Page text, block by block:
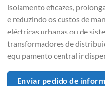
isolamento eficazes,
e reduzindo os custos de
eléctricas urbanas ou de
transformadores de
equipamento central
Enviar pedido de